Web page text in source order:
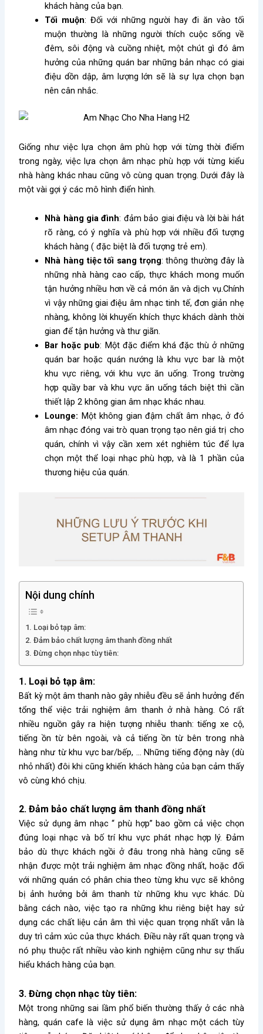
khách hàng của bạn.
Tối muộn: Đối với những người hay đi ăn vào tối
muộn thường là những người thích cuộc sống về
đêm, sôi động và cuồng nhiệt, một chút gì đó âm
hưởng của những quán bar những bản nhạc có giai
điệu dồn dập, âm lượng lớn sẽ là sự lựa chọn bạn
nên cân nhắc.
Giống như việc lựa chọn âm phù hợp với từng thời điểm
trong ngày, việc lựa chọn âm nhạc phù hợp với từng kiểu
nhà hàng khác nhau cũng vô cùng quan trọng. Dưới đây là
một vài gợi ý các mô hình điển hình.
Nhà hàng gia đình: đảm bảo giai điệu và lời bài hát
rõ ràng, có ý nghĩa và phù hợp với nhiều đối tượng
khách hàng ( đặc biệt là đối tượng trẻ em).
Nhà hàng tiệc tối sang trọng: thông thường đây là
những nhà hàng cao cấp, thực khách mong muốn
tận hưởng nhiều hơn về cả món ăn và dịch vụ.Chính
vì vậy những giai điệu âm nhạc tinh tế, đơn giản nhẹ
nhàng, không lời khuyến khích thực khách dành thời
gian để tận hưởng và thư giãn.
Bar hoặc pub: Một đặc điểm khá đặc thù ở những
quán bar hoặc quán nướng là khu vực bar là một
khu vực riêng, với khu vực ăn uống. Trong trường
hợp quầy bar và khu vực ăn uống tách biệt thì cần
thiết lập 2 không gian âm nhạc khác nhau.
Lounge: Một không gian đậm chất âm nhạc, ở đó
âm nhạc đóng vai trò quan trọng tạo nên giá trị cho
quán, chính vì vậy cần xem xét nghiêm túc để lựa
chọn một thể loại nhạc phù hợp, và là 1 phần của
thương hiệu của quán.
Nội dung chính
1. Loại bỏ tạp âm:
2. Đảm bảo chất lượng âm thanh đồng nhất
3. Đừng chọn nhạc tùy tiên:
1. Loại bỏ tạp âm:
Bất kỳ một âm thanh nào gây nhiễu đều sẽ ảnh hưởng đến
tổng thể việc trải nghiệm âm thanh ở nhà hàng. Có rất
nhiều nguồn gây ra hiện tượng nhiễu thanh: tiếng xe cộ,
tiếng ồn từ bên ngoài, và cả tiếng ồn từ bên trong nhà
hàng như từ khu vực bar/bếp, … Những tiếng động này (dù
nhỏ nhất) đôi khi cũng khiến khách hàng của bạn cảm thấy
vô cùng khó chịu.
2. Đảm bảo chất lượng âm thanh đồng nhất
Việc sử dụng âm nhạc “ phù hợp” bao gồm cả việc chọn
đúng loại nhạc và bố trí khu vực phát nhạc hợp lý. Đảm
bảo dù thực khách ngồi ở đâu trong nhà hàng cũng sẽ
nhận được một trải nghiệm âm nhạc đồng nhất, hoặc đối
với những quán có phân chia theo từng khu vực sẽ không
bị ảnh hưởng bởi âm thanh từ những khu vực khác. Dù
bằng cách nào, việc tạo ra những khu riêng biệt hay sử
dụng các chất liệu cản âm thì việc quan trọng nhất vẫn là
duy trì cảm xúc của thực khách. Điều này rất quan trọng và
nó phụ thuộc rất nhiều vào kinh nghiệm cũng như sự thấu
hiểu khách hàng của bạn.
3. Đừng chọn nhạc tùy tiên:
Một trong những sai lầm phổ biến thường thấy ở các nhà
hàng, quán cafe là việc sử dụng âm nhạc một cách tùy